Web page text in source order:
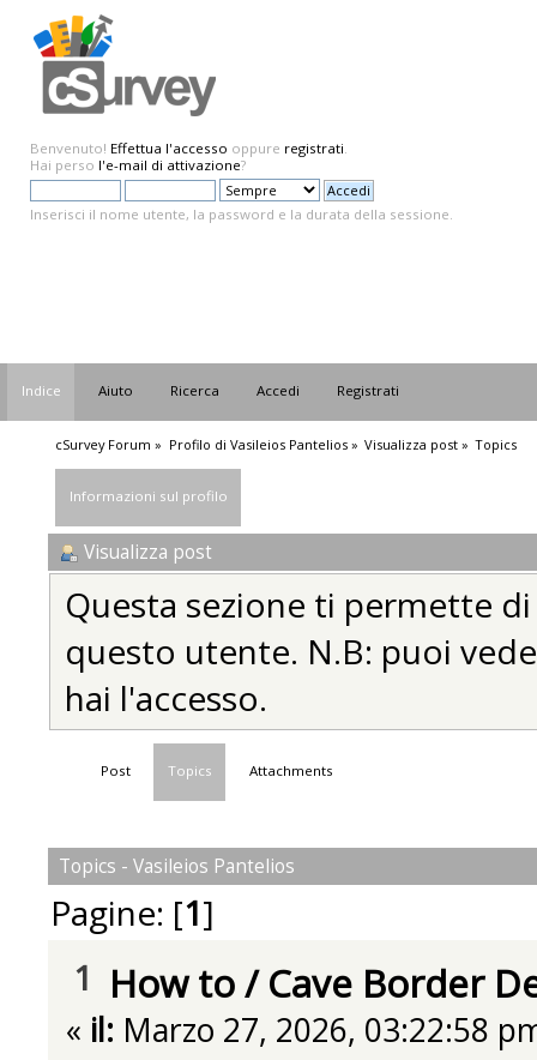
Benvenuto! Effettua l'accesso oppure registrati.
Hai perso l'e-mail di attivazione?
Inserisci il nome utente, la password e la durata della sessione.
Indice Aiuto Ricerca Accedi Registrati
cSurvey Forum » Profilo di Vasileios Pantelios» Visualizza post » Topics
Informazioni sul profilo
Visualizza post
Questa sezione ti permette
questo utente. N.B: puoi
hai l'accesso.
Post Topics Attachments
Topics - Vasileios Pantelios
Pagine: [1]
1 How to/Cave Border
« il: Marzo 27, 2026, 03:22:58